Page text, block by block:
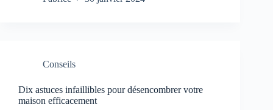
Conseils
Dix astuces infaillibles pour désencombrer votre
maison efficacement